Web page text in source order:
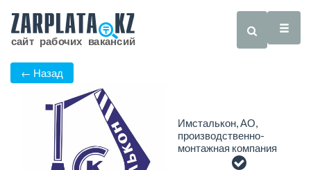
← Назад
Имсталькон, АО,
производственно-
монтажная компания